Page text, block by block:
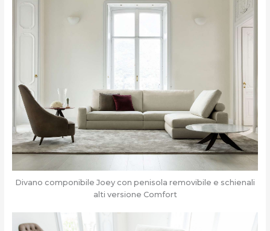
Divano componibile Joey con penisola removibile e schienali
alti versione Comfort